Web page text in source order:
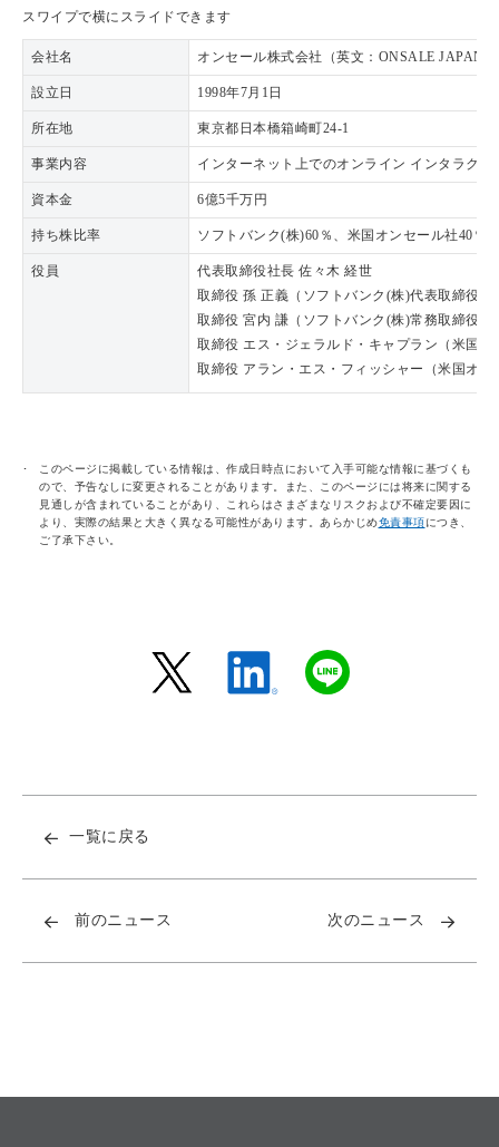
スワイプで横にスライドできます
会社名 オンセール株式会社（英文：ONSALE JAPAN
設立日 1998年7月1日
所在地 東京都日本橋箱崎町24-1
事業内容 インターネット上でのオンライン インタラクテ
資本金 6億5千万円
持ち株比率 ソフトバンク(株)60％、米国オンセール社40％
役員
代表取締役社長 佐々木 経世
取締役 孫 正義（ソフトバンク(株)代表取締役社
取締役 宮内 謙（ソフトバンク(株)常務取締役）
取締役 エス・ジェラルド・キャプラン（米国オ
取締役 アラン・エス・フィッシャー（米国オン
このページに掲載している情報は、作成日時点において入手可能な情報に基づくも
ので、予告なしに変更されることがあります。また、このページには将来に関する
見通しが含まれていることがあり、これらはさまざまなリスクおよび不確定要因に
より、実際の結果と大きく異なる可能性があります。あらかじめ免責事項につき、
ご了承下さい。
一覧に戻る
前のニュース 次のニュース